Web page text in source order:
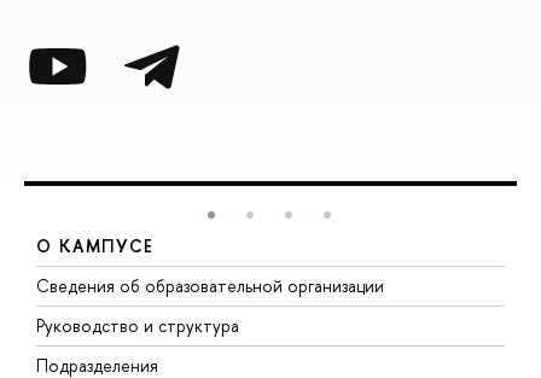
О КАМПУСЕ
Сведения об образовательной организации
Руководство и структура
Подразделения